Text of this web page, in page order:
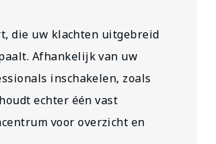
die uw klachten uitgebreid
Afhankelijk van uw
inschakelen, zoals
echter één vast
voor overzicht en